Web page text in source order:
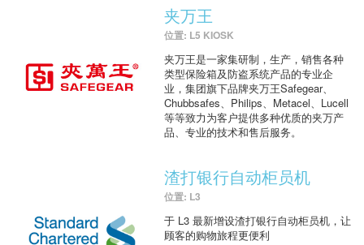
夹万王
位置: L5 KIOSK
夹万王是一家集研制，生产，销售各种
类型保险箱及防盗系统产品的专业企
业，集团旗下品牌夹万王Safegear、
Chubbsafes、Philips、Metacel、Lucell
等等致力为客户提供多种优质的夹万产
品、专业的技术和售后服务。
渣打银行自动柜员机
位置: L3
于 L3 最新增设渣打银行自动柜员机，让
顾客的购物旅程更便利